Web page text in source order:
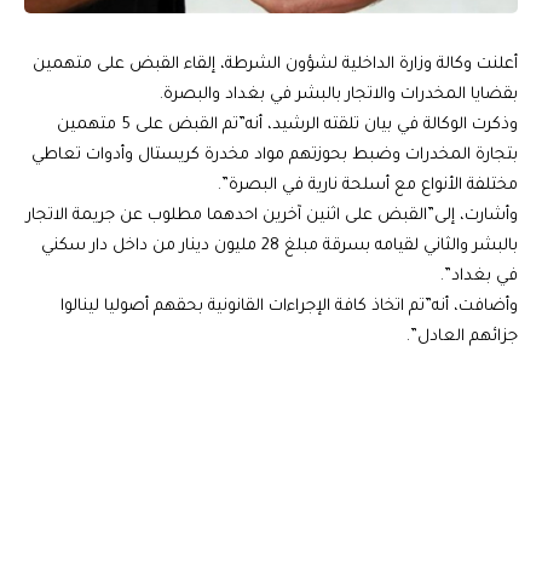
أعلنت وكالة وزارة الداخلية لشؤون الشرطة، إلقاء القبض على متهمين
بقضايا المخدرات والاتجار بالبشر في بغداد والبصرة.
وذكرت الوكالة في بيان تلقته الرشيد، أنه”تم القبض على 5 متهمين
بتجارة المخدرات وضبط بحوزتهم مواد مخدرة كريستال وأدوات تعاطي
مختلفة الأنواع مع أسلحة نارية في البصرة”.
وأشارت، إلى”القبض على اثنين آخرين احدهما مطلوب عن جريمة الاتجار
بالبشر والثاني لقيامه بسرقة مبلغ 28 مليون دينار من داخل دار سكني
في بغداد”.
وأضافت، أنه”تم اتخاذ كافة الإجراءات القانونية بحقهم أصوليا لينالوا
جزائهم العادل”.